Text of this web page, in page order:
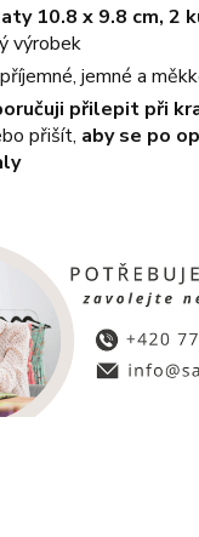
10.8 x 9.8 cm, 2
výrobek
jemné a
přilepit při
přišít, aby se po